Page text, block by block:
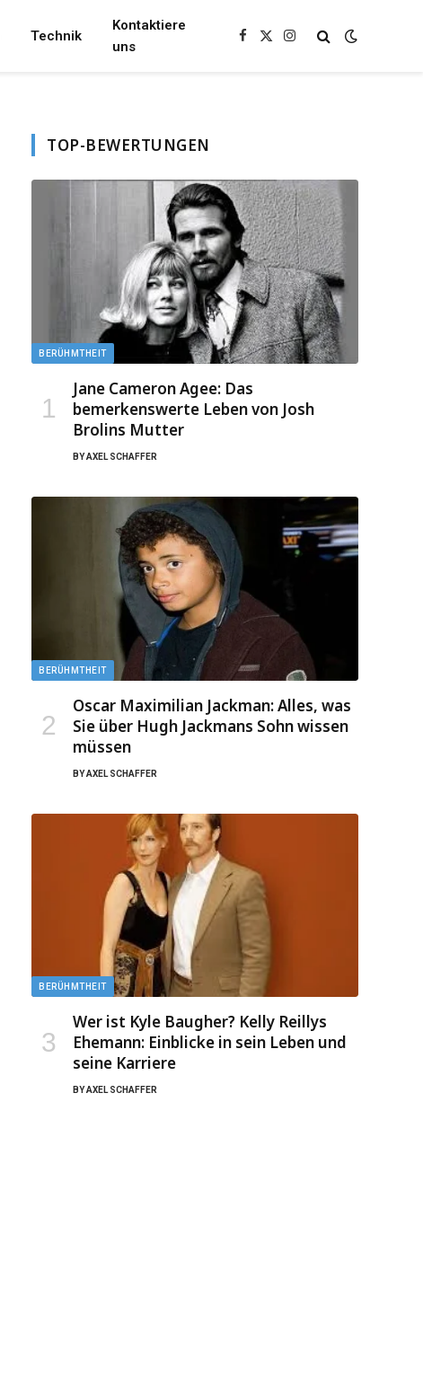
Technik
Kontaktiere
uns
Facebook
X
Instagram
TOP-BEWERTUNGEN
BERÜHMTHEIT
Jane Cameron Agee: Das
bemerkenswerte Leben von Josh
Brolins Mutter
BYAXEL SCHAFFER
BERÜHMTHEIT
Oscar Maximilian Jackman: Alles, was
Sie über Hugh Jackmans Sohn wissen
müssen
BYAXEL SCHAFFER
BERÜHMTHEIT
Wer ist Kyle Baugher? Kelly Reillys
Ehemann: Einblicke in sein Leben und
seine Karriere
BYAXEL SCHAFFER